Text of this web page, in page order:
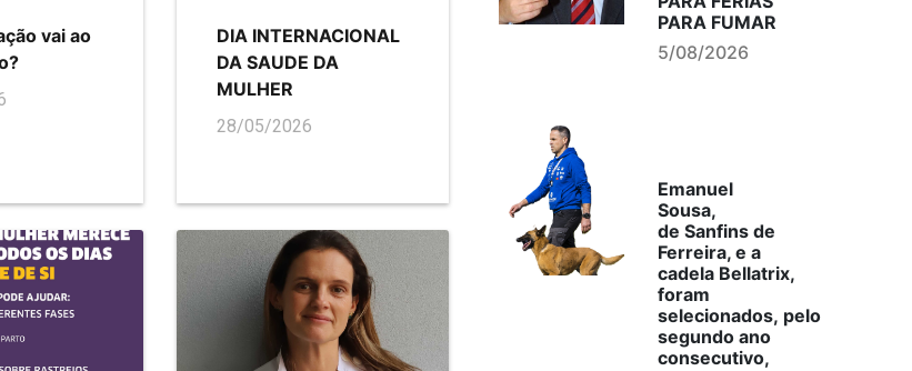
vai ao
DIA INTERNACIONAL
DA SAUDE DA
MULHER
28/05/2026
PARA FUMAR
5/08/2026
Emanuel
Sousa,
de Sanfins de
Ferreira, e a
cadela Bellatrix,
foram
selecionados, pelo
segundo ano
consecutivo,